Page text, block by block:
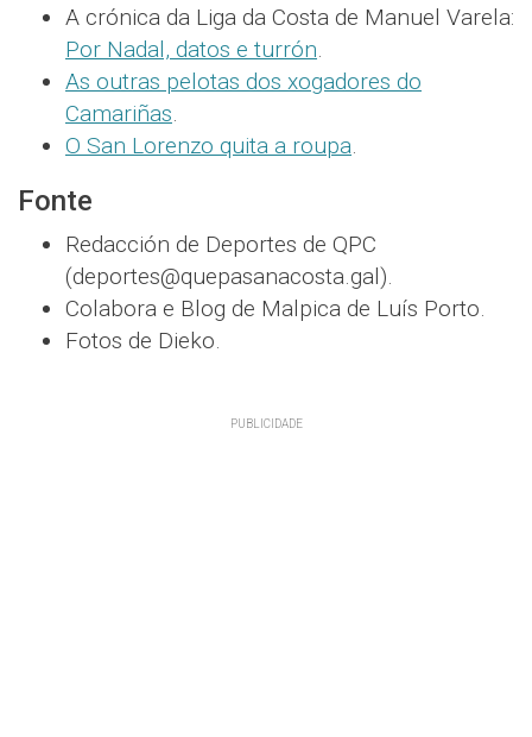
A crónica da Liga da Costa de Manuel Varela:
Por Nadal, datos e turrón.
As outras pelotas dos xogadores do
Camariñas.
O San Lorenzo quita a roupa.
Fonte
Redacción de Deportes de QPC
(deportes@quepasanacosta.gal).
Colabora e Blog de Malpica de Luís Porto.
Fotos de Dieko.